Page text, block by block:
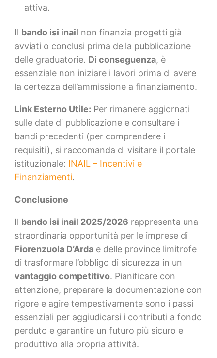
attiva.
Il bando isi inail non finanzia progetti già
avviati o conclusi prima della pubblicazione
delle graduatorie. Di conseguenza, è
essenziale non iniziare i lavori prima di avere
la certezza dell’ammissione a finanziamento.
Link Esterno Utile: Per rimanere aggiornati
sulle date di pubblicazione e consultare i
bandi precedenti (per comprendere i
requisiti), si raccomanda di visitare il portale
istituzionale: INAIL – Incentivi e
Finanziamenti.
Conclusione
Il bando isi inail 2025/2026 rappresenta una
straordinaria opportunità per le imprese di
Fiorenzuola D’Arda e delle province limitrofe
di trasformare l’obbligo di sicurezza in un
vantaggio competitivo. Pianificare con
attenzione, preparare la documentazione con
rigore e agire tempestivamente sono i passi
essenziali per aggiudicarsi i contributi a fondo
perduto e garantire un futuro più sicuro e
produttivo alla propria attività.